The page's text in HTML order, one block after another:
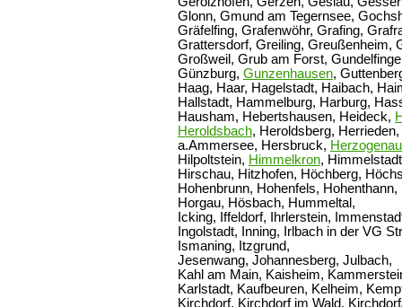
Glonn, Gmund am Tegernsee,
Gräfelfing, Grafenwöhr, Grafing,
Grattersdorf, Greiling, Greußenheim,
Großweil, Grub am Forst,
Günzburg, Gunzenhausen,
Haag, Haar, Hagelstadt, Haibach,
Hallstadt, Hammelburg, Harburg,
Hausham, Hebertshausen, Heideck,
Heroldsbach, Heroldsberg,
a.Ammersee, Hersbruck,
Hilpoltstein, Himmelkron,
Hirschau, Hitzhofen, Höchberg,
Hohenbrunn, Hohenfels,
Horgau, Hösbach, Hummeltal,
Icking, Iffeldorf, Ihrlerstein,
Ingolstadt, Inning, Irlbach in der VG
Ismaning, Itzgrund,
Jesenwang, Johannesberg, Julbach,
Kahl am Main, Kaisheim,
Karlstadt, Kaufbeuren, Kelheim,
Kirchdorf, Kirchdorf im Wald,